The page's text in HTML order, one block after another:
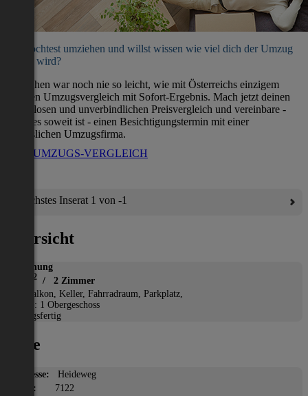
Du möchtest umziehen und willst wissen wie viel dich der Umzug
kosten wird?
Umziehen war noch nie so leicht, wie mit Österreichs einzigem
direkten Umzugsvergleich mit Sofort-Ergebnis. Mach jetzt deinen
kostenlosen und unverbindlichen Preisvergleich und vereinbare -
wenn es soweit ist - einen Besichtigungstermin mit einer
verlässlichen Umzugsfirma.
ZUM UMZUGS-VERGLEICH
Nächstes Inserat 1 von -1
Übersicht
Wohnung
2 / 2 Zimmer
Balkon, Keller, Fahrradraum, Parkplatz,
Etage: 1 Obergeschoss
Bezugsfertig
Lage
Adresse:
Heideweg
PLZ:
7122